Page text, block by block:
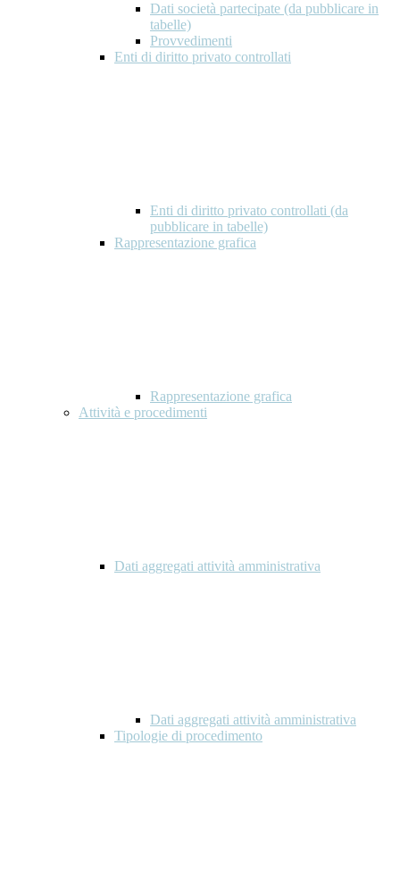
Dati società partecipate (da pubblicare in
tabelle)
Provvedimenti
Enti di diritto privato controllati
Enti di diritto privato controllati (da
pubblicare in tabelle)
Rappresentazione grafica
Rappresentazione grafica
Attività e procedimenti
Dati aggregati attività amministrativa
Dati aggregati attività amministrativa
Tipologie di procedimento